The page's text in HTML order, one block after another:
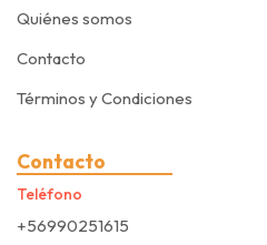
Quiénes somos
Contacto
Términos y Condiciones
Contacto
Teléfono
+56990251615